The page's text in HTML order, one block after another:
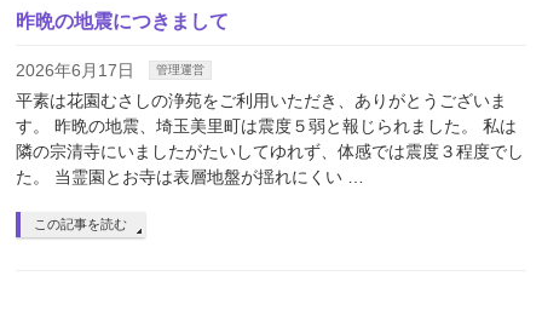
昨晩の地震につきまして
2026年6月17日 管理運営
平素は花園むさしの浄苑をご利用いただき、ありがとうございま
す。 昨晩の地震、埼玉美里町は震度５弱と報じられました。 私は
隣の宗清寺にいましたがたいしてゆれず、体感では震度３程度でし
た。 当霊園とお寺は表層地盤が揺れにくい …
この記事を読む